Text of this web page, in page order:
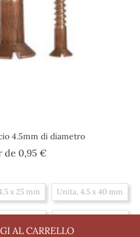
4.5mm di diametro
de 0,95 €Prezzo
x 25 mm Unita, 4.5 x 40 mm
AL CARRELLO